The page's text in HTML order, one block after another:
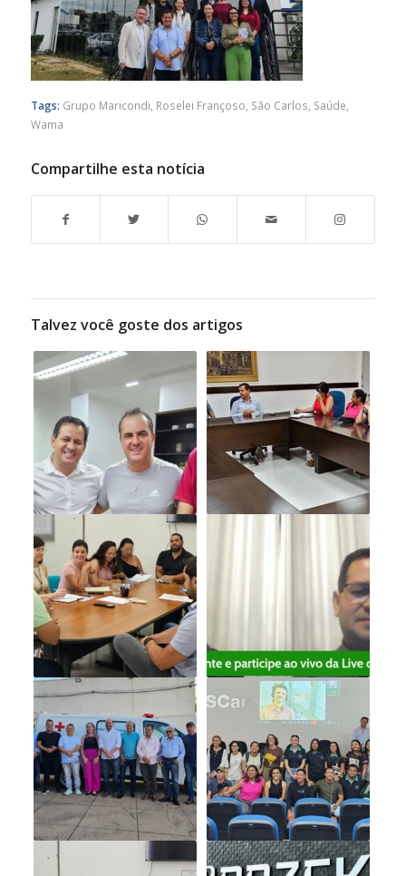
Tags: Grupo Maricondi Roselei Françoso São Carlos Saúde
Wama
Compartilhe esta notícia
Talvez você goste dos artigos